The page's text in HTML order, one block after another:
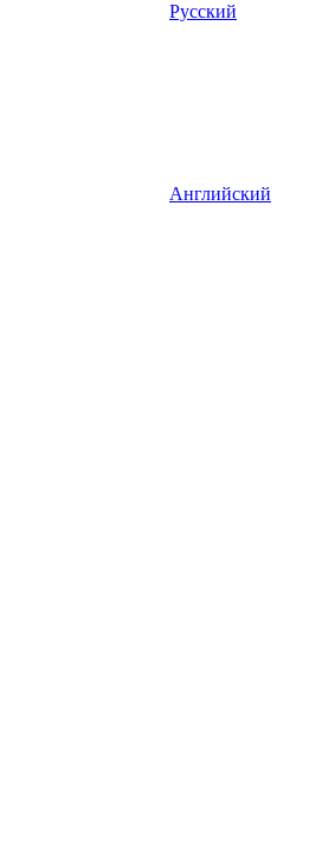
Русский
Английский